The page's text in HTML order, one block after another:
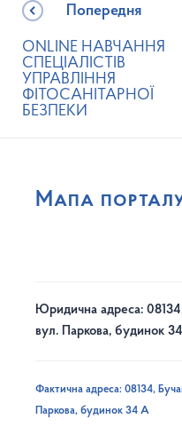
Попередня
ONLINE НАВЧАННЯ
СПЕЦІАЛІСТІВ
УПРАВЛІННЯ
ФІТОСАНІТАРНОЇ
БЕЗПЕКИ
Мапа
Юридична адреса:
вул. Паркова, будинок
Фактична адреса: 08134,
Паркова, будинок 34 А